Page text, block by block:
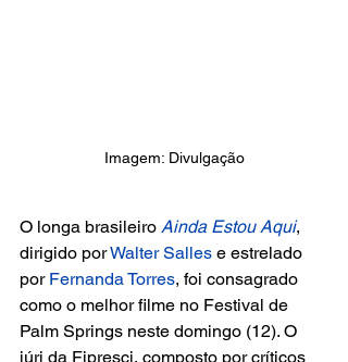
Imagem: Divulgação
O longa brasileiro Ainda Estou Aqui,
dirigido por Walter Salles e estrelado
por Fernanda Torres, foi consagrado
como o melhor filme no Festival de
Palm Springs neste domingo (12). O
júri da Fipresci, composto por críticos